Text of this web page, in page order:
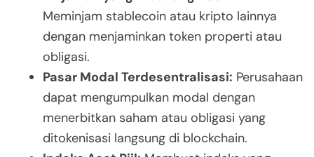
Meminjam stablecoin atau kripto lainnya
dengan menjaminkan token properti atau
obligasi.
Pasar Modal Terdesentralisasi: Perusahaan
dapat mengumpulkan modal dengan
menerbitkan saham atau obligasi yang
ditokenisasi langsung di blockchain.